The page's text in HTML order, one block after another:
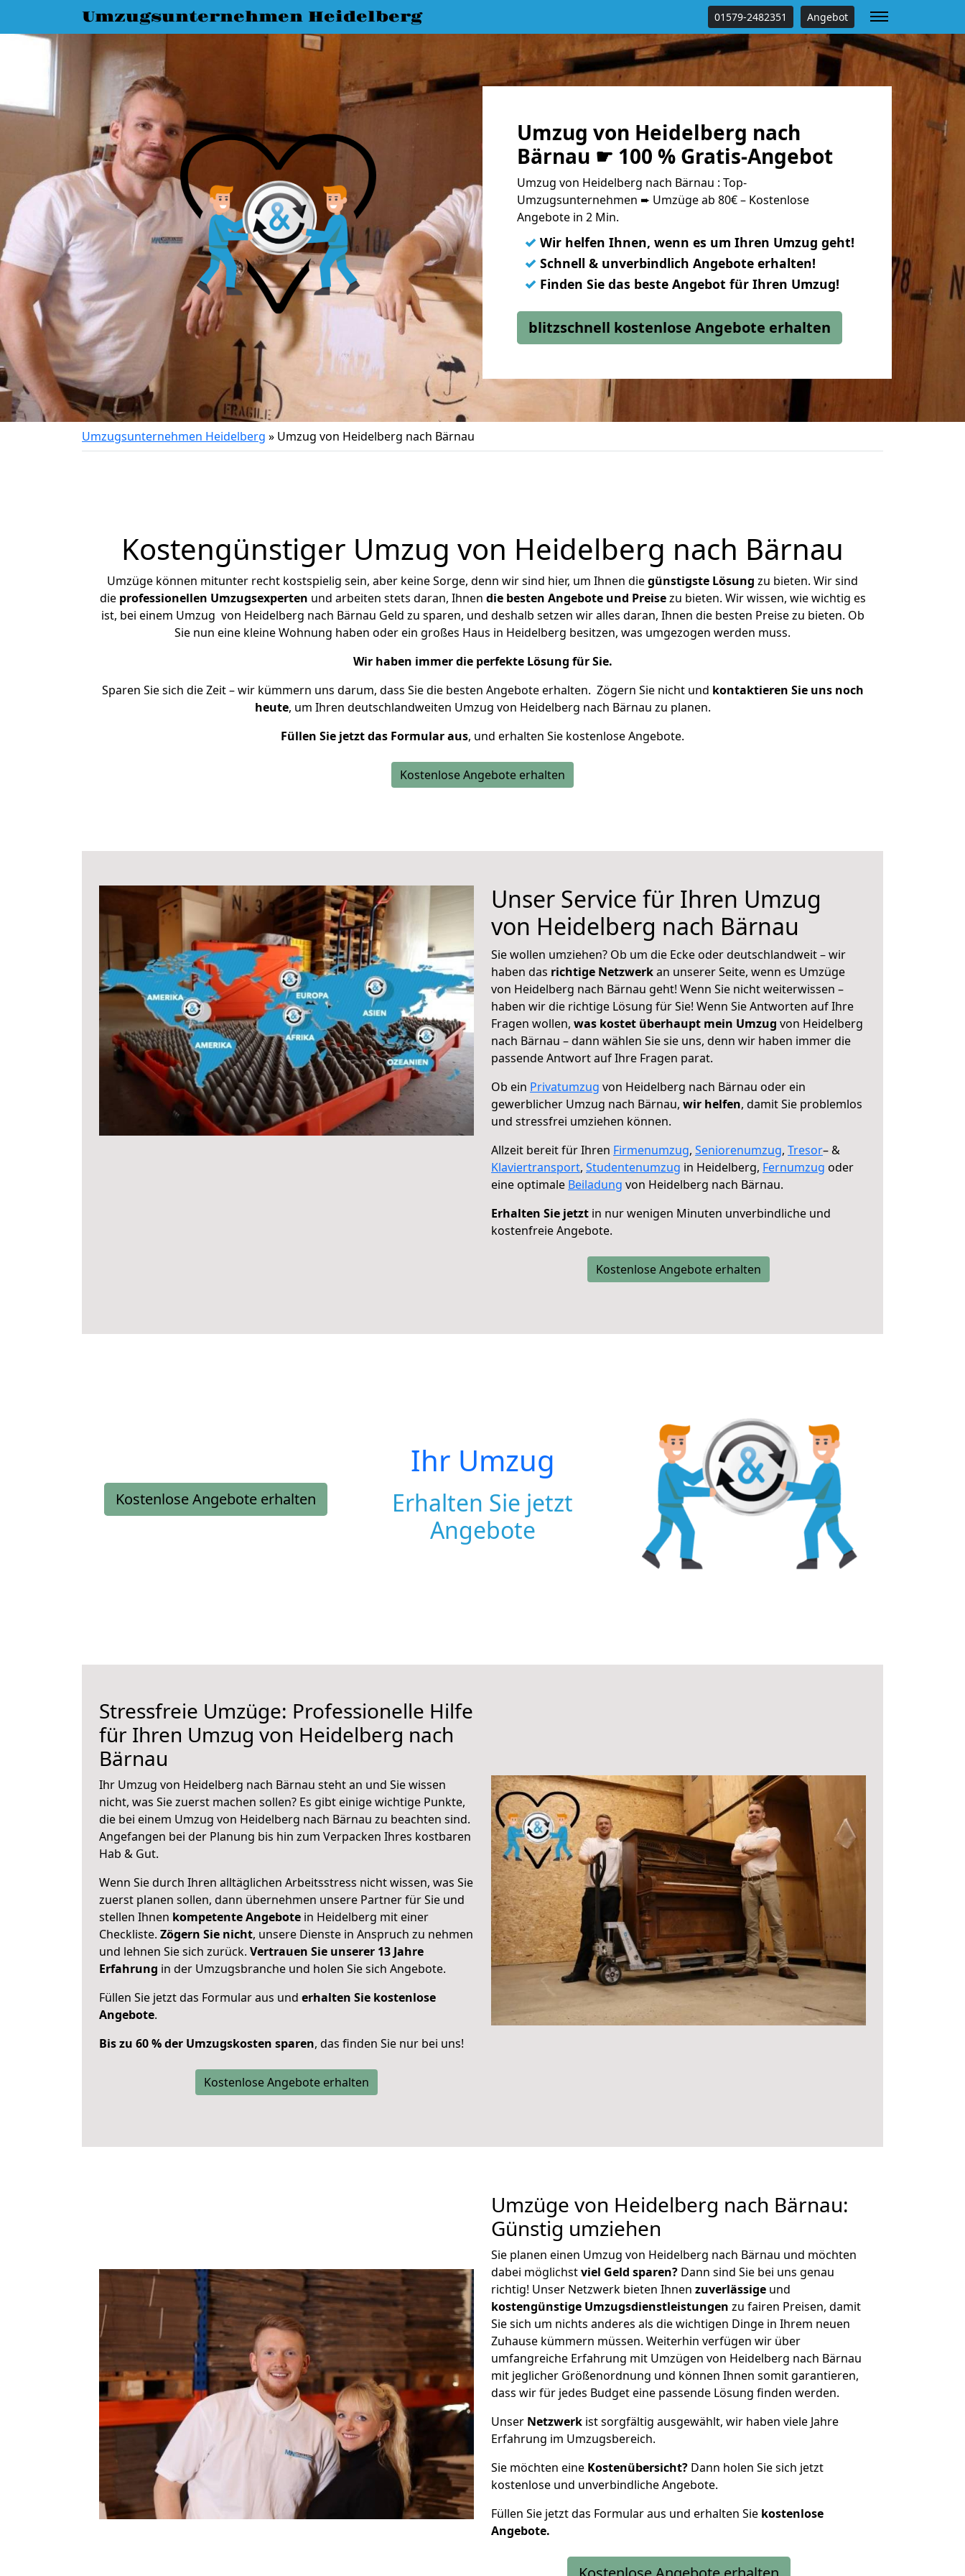
Umzugsunternehmen Heidelberg 01579-2482351 Angebot
Umzug von Heidelberg nach
Bärnau ☛ 100 % Gratis-Angebot
Umzug von Heidelberg nach Bärnau : Top-
Umzugsunternehmen ➨ Umzüge ab 80€ – Kostenlose
Angebote in 2 Min.
✓ Wir helfen Ihnen, wenn es um Ihren Umzug geht!
✓ Schnell & unverbindlich Angebote erhalten!
✓ Finden Sie das beste Angebot für Ihren Umzug!
blitzschnell kostenlose Angebote erhalten
Umzugsunternehmen Heidelberg » Umzug von Heidelberg nach Bärnau
Kostengünstiger Umzug von Heidelberg nach Bärnau
Umzüge können mitunter recht kostspielig sein, aber keine Sorge, denn wir sind hier, um Ihnen diegünstigste Lösung zu bieten. Wir sind
die professionellen Umzugsexperten und arbeiten stets daran, Ihnen die besten Angebote und Preisezu bieten. Wir wissen, wie wichtig es
ist, bei einem Umzug von Heidelberg nach Bärnau Geld zu sparen, und deshalb setzen wir alles daran, Ihnen die besten Preise zu bieten. Ob
Sie nun eine kleine Wohnung haben oder ein großes Haus in Heidelberg besitzen, was umgezogen werden muss.
Wir haben immer die perfekte Lösung für Sie.
Sparen Sie sich die Zeit – wir kümmern uns darum, dass Sie die besten Angebote erhalten. Zögern Sie nicht und kontaktieren Sie uns noch
heute, um Ihren deutschlandweiten Umzug von Heidelberg nach Bärnau zu planen.
Füllen Sie jetzt das Formular aus, und erhalten Sie kostenlose Angebote.
Kostenlose Angebote erhalten
Unser Service für Ihren Umzug
von Heidelberg nach Bärnau
Sie wollen umziehen? Ob um die Ecke oder deutschlandweit – wir
haben das richtige Netzwerkan unserer Seite, wenn es Umzüge
von Heidelberg nach Bärnau geht! Wenn Sie nicht weiterwissen –
haben wir die richtige Lösung für Sie! Wenn Sie Antworten auf Ihre
Fragen wollen, was kostet überhaupt mein Umzug von Heidelberg
nach Bärnau – dann wählen Sie sie uns, denn wir haben immer die
passende Antwort auf Ihre Fragen parat.
Ob ein Privatumzug von Heidelberg nach Bärnau oder ein
gewerblicher Umzug nach Bärnau, wir helfen, damit Sie problemlos
und stressfrei umziehen können.
Allzeit bereit für Ihren Firmenumzug, Seniorenumzug, Tresor– &
Klaviertransport, Studentenumzug in Heidelberg, Fernumzug oder
eine optimale Beiladung von Heidelberg nach Bärnau.
Erhalten Sie jetzt in nur wenigen Minuten unverbindliche und
kostenfreie Angebote.
Kostenlose Angebote erhalten
Kostenlose Angebote erhalten
Ihr Umzug
Erhalten Sie jetzt
Angebote
Stressfreie Umzüge: Professionelle Hilfe
für Ihren Umzug von Heidelberg nach
Bärnau
Ihr Umzug von Heidelberg nach Bärnau steht an und Sie wissen
nicht, was Sie zuerst machen sollen? Es gibt einige wichtige Punkte,
die bei einem Umzug von Heidelberg nach Bärnau zu beachten sind.
Angefangen bei der Planung bis hin zum Verpacken Ihres kostbaren
Hab & Gut.
Wenn Sie durch Ihren alltäglichen Arbeitsstress nicht wissen, was Sie
zuerst planen sollen, dann übernehmen unsere Partner für Sie und
stellen Ihnen kompetente Angebote in Heidelberg mit einer
Checkliste. Zögern Sie nicht, unsere Dienste in Anspruch zu nehmen
und lehnen Sie sich zurück. Vertrauen Sie unserer 13 Jahre
Erfahrung in der Umzugsbranche und holen Sie sich Angebote.
Füllen Sie jetzt das Formular aus und erhalten Sie kostenlose
Angebote.
Bis zu 60 % der Umzugskosten sparen, das finden Sie nur bei uns!
Kostenlose Angebote erhalten
Umzüge von Heidelberg nach Bärnau:
Günstig umziehen
Sie planen einen Umzug von Heidelberg nach Bärnau und möchten
dabei möglichstviel Geld sparen? Dann sind Sie bei uns genau
richtig! Unser Netzwerk bieten Ihnen zuverlässige und
kostengünstige Umzugsdienstleistungen zu fairen Preisen, damit
Sie sich um nichts anderes als die wichtigen Dinge in Ihrem neuen
Zuhause kümmern müssen. Weiterhin verfügen wir über
umfangreiche Erfahrung mit Umzügen von Heidelberg nach Bärnau
mit jeglicher Größenordnung und können Ihnen somit garantieren,
dass wir für jedes Budget eine passende Lösung finden werden.
Unser Netzwerk ist sorgfältig ausgewählt, wir haben viele Jahre
Erfahrung im Umzugsbereich.
Sie möchten eine Kostenübersicht? Dann holen Sie sich jetzt
kostenlose und unverbindliche Angebote.
Füllen Sie jetzt das Formular aus und erhalten Sie kostenlose
Angebote.